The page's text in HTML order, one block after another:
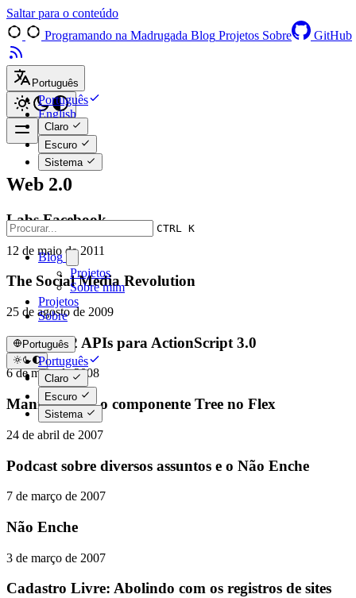
Saltar para o conteúdo
Programando na Madrugada Blog Projetos Sobre GitHub
Português
Português
English
Claro
Escuro
Sistema
CTRL K
Blog
Projetos
Sobre mim
Projetos
Sobre
Português
Português
English
Claro
Escuro
Sistema
Web 2.0
Labs Facebook
12 de maio de 2011
The Social Media Revolution
25 de agosto de 2009
Lista de 22 APIs para ActionScript 3.0
6 de maio de 2008
Manipulando o componente Tree no Flex
24 de abril de 2007
Podcast sobre diversos assuntos e o Não Enche
7 de março de 2007
Não Enche
3 de março de 2007
Cadastro Livre: Abolindo com os registros de sites